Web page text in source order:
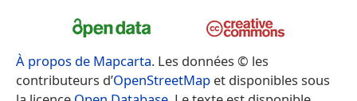
À propos de Mapcarta. Les données © les
contributeurs d’OpenStreetMap et disponibles sous